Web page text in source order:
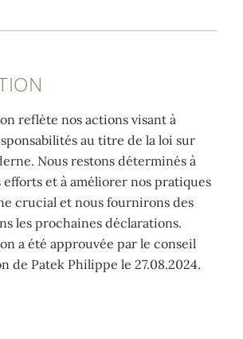
reflète nos actions visant à
au titre de la loi sur
Nous restons déterminés à
et à améliorer nos pratiques
crucial et nous fournirons des
les prochaines déclarations.
a été approuvée par le conseil
de Patek Philippe le 27.08.2024.